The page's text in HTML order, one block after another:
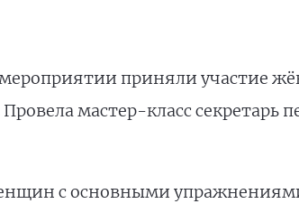
приняли участие
мастер-класс секретарь
с основными